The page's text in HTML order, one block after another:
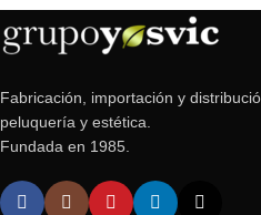
Fabricación, importación y
peluquería y estética.
Fundada en 1985.